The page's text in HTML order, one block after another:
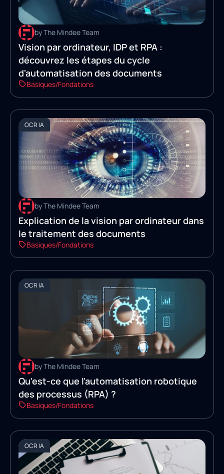
by The Mindee Team
Vision par ordinateur, IDP et RPA :
découvrez les étapes du cycle
d'automatisation des documents
Basiques/Fondations
OCR IA
by The Mindee Team
Explication de la vision par ordinateur dans
le traitement des documents
Basiques/Fondations
OCR IA
by The Mindee Team
Qu'est-ce que l'automatisation robotique
des processus (RPA) ?
Basiques/Fondations
OCR IA